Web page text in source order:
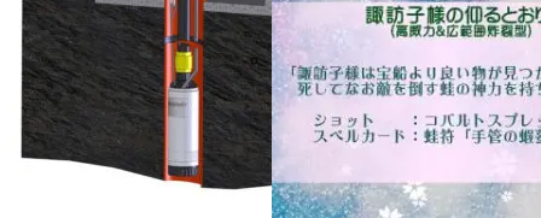
Технологический Шедевр:
Применения